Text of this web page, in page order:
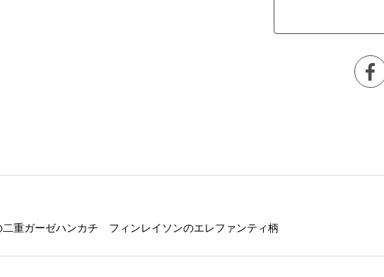
二重ガーゼハンカチ フィンレイソンのエレファンティ柄